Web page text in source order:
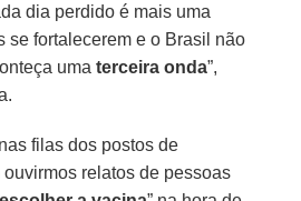
dia perdido é mais uma
se fortalecerem e o Brasil não
umaterceira onda”,
filas dos postos de
relatos de pessoas